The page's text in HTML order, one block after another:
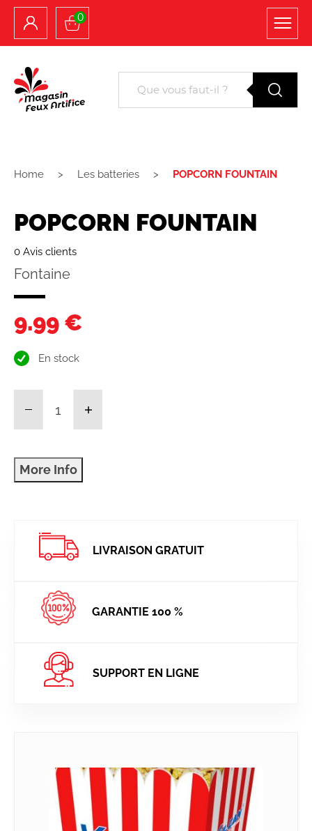
0
Home Les batteries POPCORN FOUNTAIN
POPCORN FOUNTAIN
0 Avis clients
Fontaine
9.99 €
En stock
LIVRAISON GRATUIT
GARANTIE 100 %
SUPPORT EN LIGNE